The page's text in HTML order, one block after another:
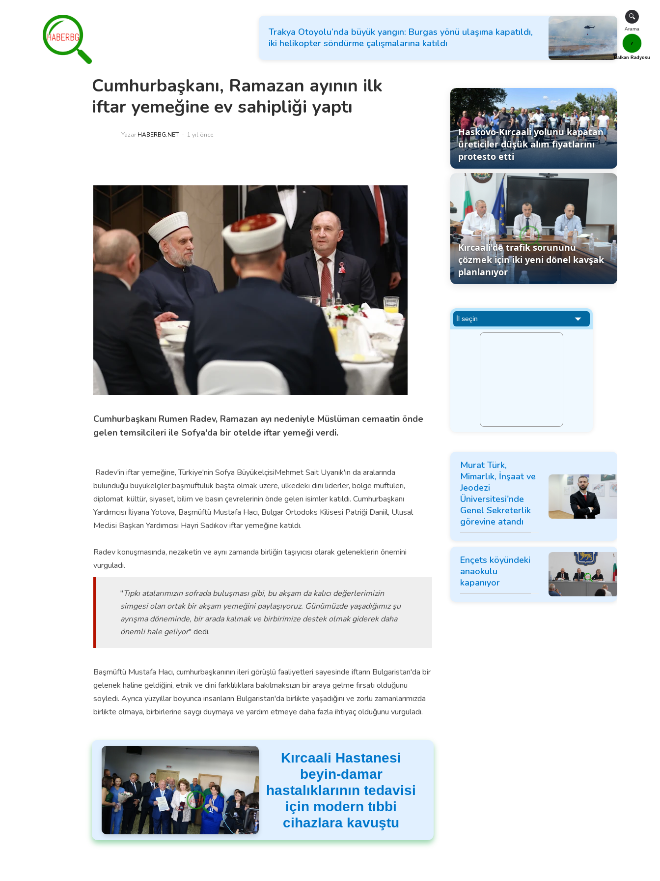
Trakya Otoyolu’nda büyük yangın: Burgas yönü ulaşıma kapatıldı,
iki helikopter söndürme çalışmalarına katıldı
Cumhurbaşkanı, Ramazan ayının ilk
iftar yemeğine ev sahipliği yaptı
Yazar HABERBG.NET 1 yıl önce
Cumhurbaşkanı Rumen Radev, Ramazan ayı nedeniyle Müslüman cemaatin önde
gelen temsilcileri ile Sofya'da bir otelde iftar yemeği verdi.
Radev'in iftar yemeğine, Türkiye'nin Sofya BüyükelçisiMehmet Sait Uyanık'ın da aralarında
bulunduğu büyükelçiler,başmüftülük başta olmak üzere, ülkedeki dini liderler, bölge müftüleri,
diplomat, kültür, siyaset, bilim ve basın çevrelerinin önde gelen isimler katıldı. Cumhurbaşkanı
Yardımcısı İliyana Yotova, Başmüftü Mustafa Hacı, Bulgar Ortodoks Kilisesi Patriği Daniil, Ulusal
Meclisi Başkan Yardımcısı Hayri Sadıkov iftar yemeğine katıldı.
Radev konuşmasında, nezaketin ve aynı zamanda birliğin taşıyıcısı olarak geleneklerin önemini
vurguladı.
"Tıpkı atalarımızın sofrada buluşması gibi, bu akşam da kalıcı değerlerimizin
simgesi olan ortak bir akşam yemeğini paylaşıyoruz. Günümüzde yaşadığımız şu
ayrışma döneminde, bir arada kalmak ve birbirimize destek olmak giderek daha
önemli hale geliyor" dedi.
Başmüftü Mustafa Hacı, cumhurbaşkanının ileri görüşlü faaliyetleri sayesinde iftarın Bulgaristan'da bir
gelenek haline geldiğini, etnik ve dini farklılıklara bakılmaksızın bir araya gelme fırsatı olduğunu
söyledi. Ayrıca yüzyıllar boyunca insanların Bulgaristan'da birlikte yaşadığını ve zorlu zamanlarımızda
birlikte olmaya, birbirlerine saygı duymaya ve yardım etmeye daha fazla ihtiyaç olduğunu vurguladı.
Kırcaali Hastanesi
beyin-damar
hastalıklarının tedavisi
için modern tıbbi
cihazlara kavuştu
Haskovo-Kırcaali yolunu kapatan
üreticiler düşük alım fiyatlarını
protesto etti
Kırcaali'de trafik sorununu
çözmek için iki yeni dönel kavşak
planlanıyor
Murat Türk,
Mimarlık, İnşaat ve
Jeodezi
Üniversitesi'nde
Genel Sekreterlik
görevine atandı
Ençets köyündeki
anaokulu
kapanıyor
🔍
Arama
🎵
Balkan Radyosu